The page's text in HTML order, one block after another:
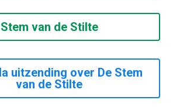
Stem van de Stilte
uitzending over De Stem
van de Stilte